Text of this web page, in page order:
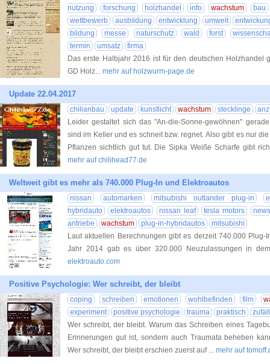
nutzung
forschung holzhandel info wachstum
bau
wettbewerb
ausbildung entwicklung umwelt
bildung
messe naturschutz wald forst
termin
umsatz
firma
Das erste Halbjahr 2016 ist für den deutschen Holzhandel
GD Holz... mehr auf holzwurm-page.de
Update 22.04.2017
chilianbau update kunstlicht wachstum stecklinge
Leider gestaltet sich das "An-die-Sonne-gewöhnen"
sind im Keller und es schneit bzw. regnet. Also gibt es nur
Pflanzen sichtlich gut tut. Die Sipka Weiße Scharfe gibt
mehr auf chilihead77.de
Weltweit gibt es mehr als 740.000 Plug-In und Elektroautos
nissan automarken mitsubishi outlander plug-in
hybridauto
elektroautos nissan leaf tesla motors
news
antriebe
wachstum plug-in-hybridautos
mitsubishi
Laut aktuellen Berechnungen gibt es derzeit 740.000
Jahr 2014 gab es über 320.000 Neuzulassungen in dem
elektroauto.com
Positive Psychologie: Wer schreibt, der bleibt
coping schreiben emotionen wohlbefinden film
experiment
positive psychologie trauma praktisch
Wer schreibt, der bleibt. Warum das Schreiben eines
Erinnerungen gut ist, sondern auch Traumata beheben
Wer schreibt, der bleibt erschien zuerst auf ... mehr auf